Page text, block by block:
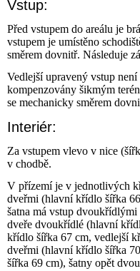
Vstup:
Před vstupem do areálu je
vstupem je umístěno
směrem dovnitř. Následuje
Vedlejší upravený vstup
kompenzovány šikmým
se mechanicky směrem
Interiér:
Za vstupem vlevo v nice
v chodbě.
V přízemí je v jednotlivých
dveřmi (hlavní křídlo šířka
šatna má vstup
dveře dvoukřídlé (hlavní
křídlo šířka 67 cm, vedlejší
dveřmi (hlavní křídlo šířka
šířka 69 cm), šatny opět